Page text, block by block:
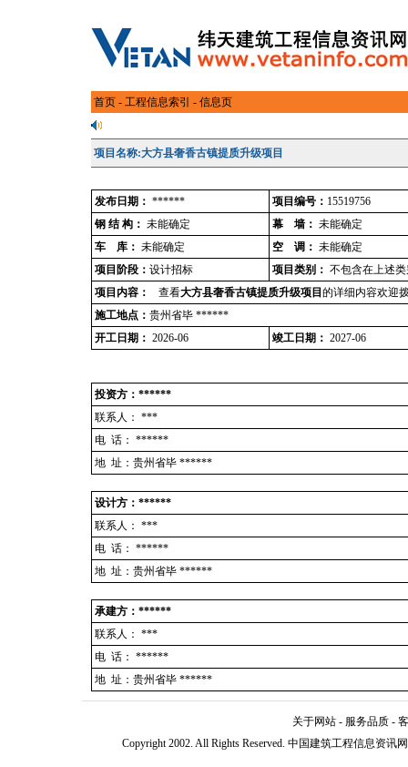
首页 - 工程信息索引 - 信息页
项目名称:大方县奢香古镇提质升级项目
发布日期： ****** 项目编号： 15519756
钢 结 构： 未能确定 幕 墙： 未能确定
车 库： 未能确定 空 调： 未能确定
项目阶段： 设计招标 项目类别： 不包含在上述
项目内容：
查看大方县奢香古镇提质升级项目 的详细内容欢迎
施工地点： 贵州省毕 ******
开工日期： 2026-06 竣工日期： 2027-06
投资方：******
联系人： ***
电 话： ******
地 址：贵州省毕 ******
设计方：******
联系人： ***
电 话： ******
地 址：贵州省毕 ******
承建方：******
联系人： ***
电 话： ******
地 址：贵州省毕 ******
关于网站 - 服务品质 -
Copyright 2002. All Rights Reserved. 中国建筑工程信息资讯